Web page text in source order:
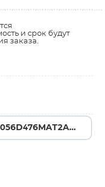
и срок будут
заказа.
08056D476MAT2A →